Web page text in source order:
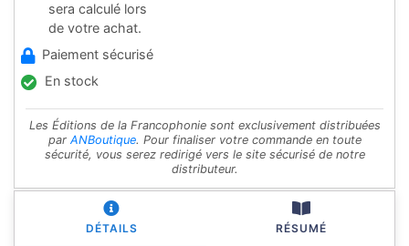
sera calculé lors
de votre achat.
Paiement sécurisé
En stock
Les Éditions de la Francophonie sont exclusivement distribuées
par ANBoutique. Pour finaliser votre commande en toute
sécurité, vous serez redirigé vers le site sécurisé de notre
distributeur.
DÉTAILS RÉSUMÉ